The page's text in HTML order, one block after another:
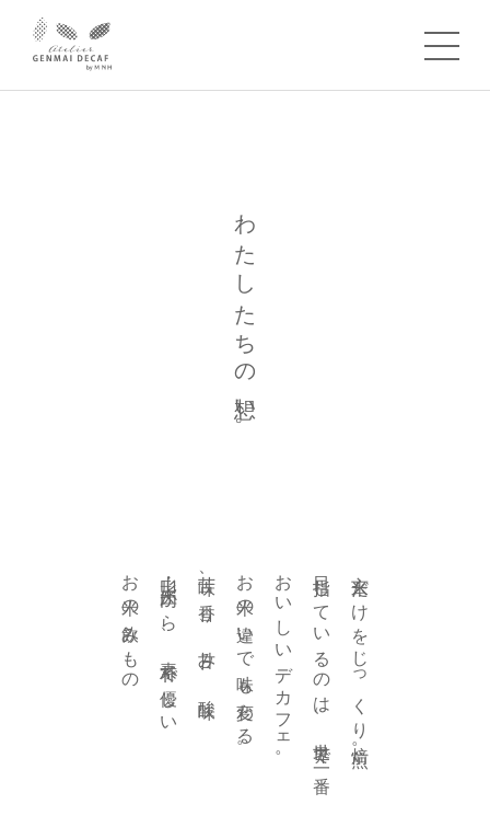
わたしたちの想い。
玄米だけをじっくり焙煎。
目指しているのは、世界で一番
おいしいデカフェ。
お米の違いで味も変わる。
苦味、香り、甘み、酸味
山形・庄内から、素朴で優しい
お米の飲みもの